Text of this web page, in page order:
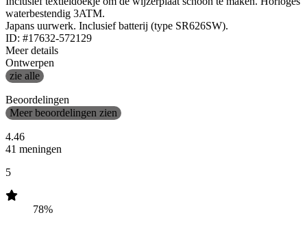
waterbestendig 3ATM.
Japans uurwerk. Inclusief batterij (type SR626SW).
ID: #17632-572129
Meer details
Ontwerpen
zie alle
Beoordelingen
Meer beoordelingen zien
4.46
41 meningen
5
78%